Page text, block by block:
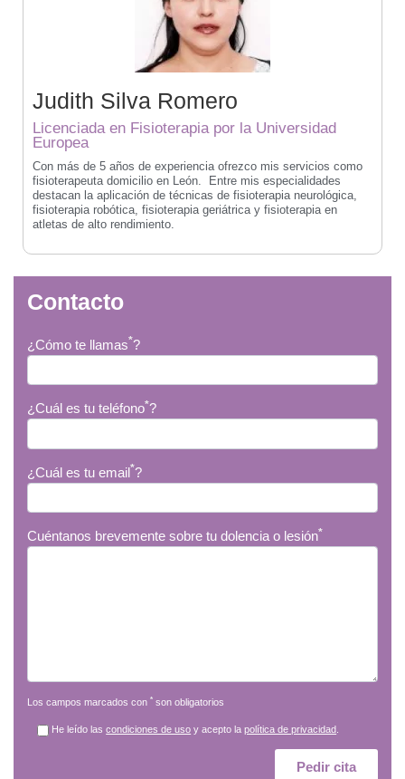
Judith Silva Romero
Licenciada en Fisioterapia por la Universidad
Europea
Con más de 5 años de experiencia ofrezco mis servicios como
fisioterapeuta domicilio en León. Entre mis especialidades
destacan la aplicación de técnicas de fisioterapia neurológica,
fisioterapia robótica, fisioterapia geriátrica y fisioterapia en
atletas de alto rendimiento.
Contacto
¿Cómo te llamas*?
¿Cuál es tu teléfono*?
¿Cuál es tu email*?
Cuéntanos brevemente sobre tu dolencia o lesión*
Los campos marcados con * son obligatorios
He leído lascondiciones de uso y acepto lapolítica de privacidad